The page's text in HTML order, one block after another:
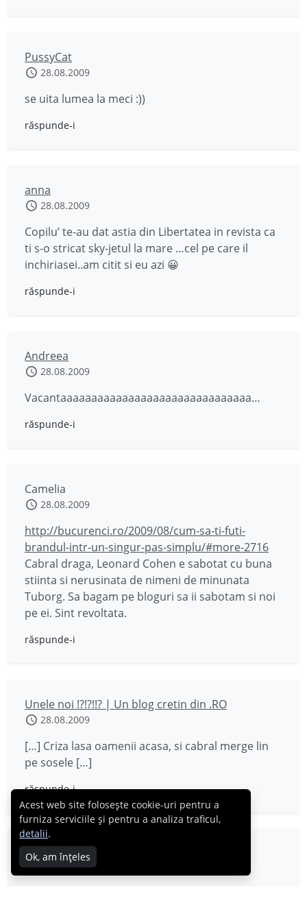
PussyCat
28.08.2009
se uita lumea la meci :))
răspunde-i
anna
28.08.2009
Copilu’ te-au dat astia din Libertatea in revista ca
ti s-o stricat sky-jetul la mare …cel pe care il
inchiriasei..am citit si eu azi 😀
răspunde-i
Andreea
28.08.2009
Vacantaaaaaaaaaaaaaaaaaaaaaaaaaaaaaaa…
răspunde-i
Camelia
28.08.2009
http://bucurenci.ro/2009/08/cum-sa-ti-futi-
brandul-intr-un-singur-pas-simplu/#more-2716
Cabral draga, Leonard Cohen e sabotat cu buna
stiinta si nerusinata de nimeni de minunata
Tuborg. Sa bagam pe bloguri sa ii sabotam si noi
pe ei. Sint revoltata.
răspunde-i
Unele noi !?!?!!? | Un blog cretin din .RO
28.08.2009
[…] Criza lasa oamenii acasa, si cabral merge lin
pe sosele […]
răspunde-i
lady bird
28.08.2009
Acest web site folosește cookie-uri pentru a
furniza serviciile și pentru a analiza traficul,
detalii.
Ok, am înțeles